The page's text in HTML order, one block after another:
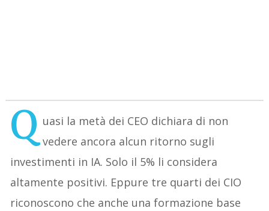
Q uasi la metà dei CEO dichiara di non
vedere ancora alcun ritorno sugli
investimenti in IA. Solo il 5% li considera
altamente positivi. Eppure tre quarti dei CIO
riconoscono che anche una formazione base